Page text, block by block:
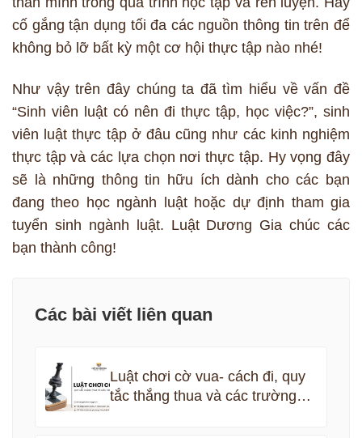
cố gắng tận dụng tối đa các nguồn thông tin trên để
không bỏ lỡ bất kỳ một cơ hội thực tập nào nhé!
Như vậy trên đây chúng ta đã tìm hiểu về vấn đề
“Sinh viên luật có nên đi thực tập, học việc?”, sinh
viên luật thực tập ở đâu cũng như các kinh nghiệm
thực tập và các lựa chọn nơi thực tập. Hy vọng đây
sẽ là những thông tin hữu ích dành cho các bạn
đang theo học ngành luật hoặc dự định tham gia
tuyển sinh ngành luật. Luật Dương Gia chúc các
bạn thành công!
Các bài viết liên quan
Luật chơi cờ vua- cách đi, quy
tắc thắng thua và các trường